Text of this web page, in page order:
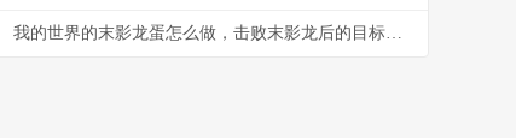
我的世界的末影龙蛋怎么做，击败末影龙后的目标蓝图